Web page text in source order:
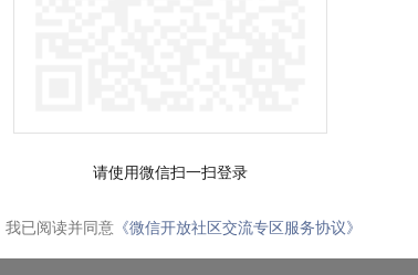
请使用微信扫一扫登录
我已阅读并同意 《微信开放社区交流专区服务协议》